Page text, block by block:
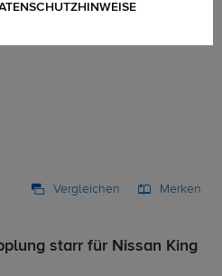
Vergleichen Merken
starr für Nissan King